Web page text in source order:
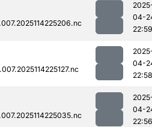
04-
22:59
04-
22:58
04-
22:56